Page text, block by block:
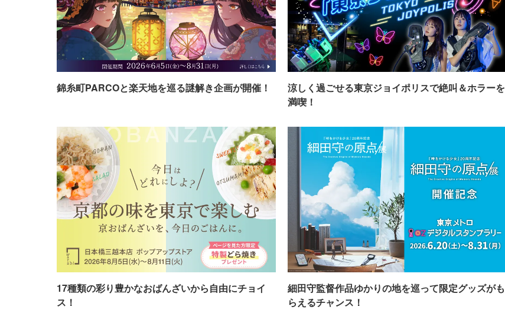
錦糸町PARCOと楽天地を巡る謎解き企画が開催！
涼しく過ごせる東京ジョイポリスで絶叫＆ホラーを
満喫！
17種類の彩り豊かなおばんざいから自由にチョイ
ス！
細田守監督作品ゆかりの地を巡って限定グッズがも
らえるチャンス！